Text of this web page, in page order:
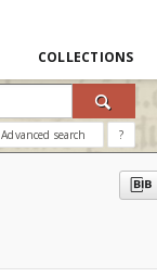
COLLECTIONS
Advanced search ?